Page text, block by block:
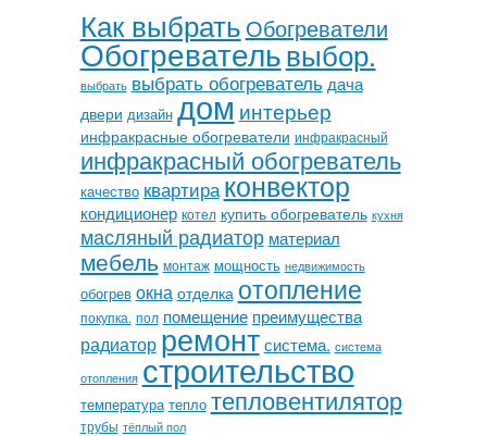
Как выбрать Обогреватели
Обогревательвыбор.
выбрать выбрать обогреватель дача
двери дизайн дом интерьер
инфракрасные обогреватели инфракрасный
инфракрасный обогреватель
качество квартираконвектор
кондиционер котел купить обогреватель кухня
масляный радиатор материал
мебель монтаж мощность недвижимость
обогрев окна отделка отопление
покупка. пол помещение преимущества
радиатор ремонт система. система
отопления строительство
температура тепло тепловентилятор
трубы тёплый пол